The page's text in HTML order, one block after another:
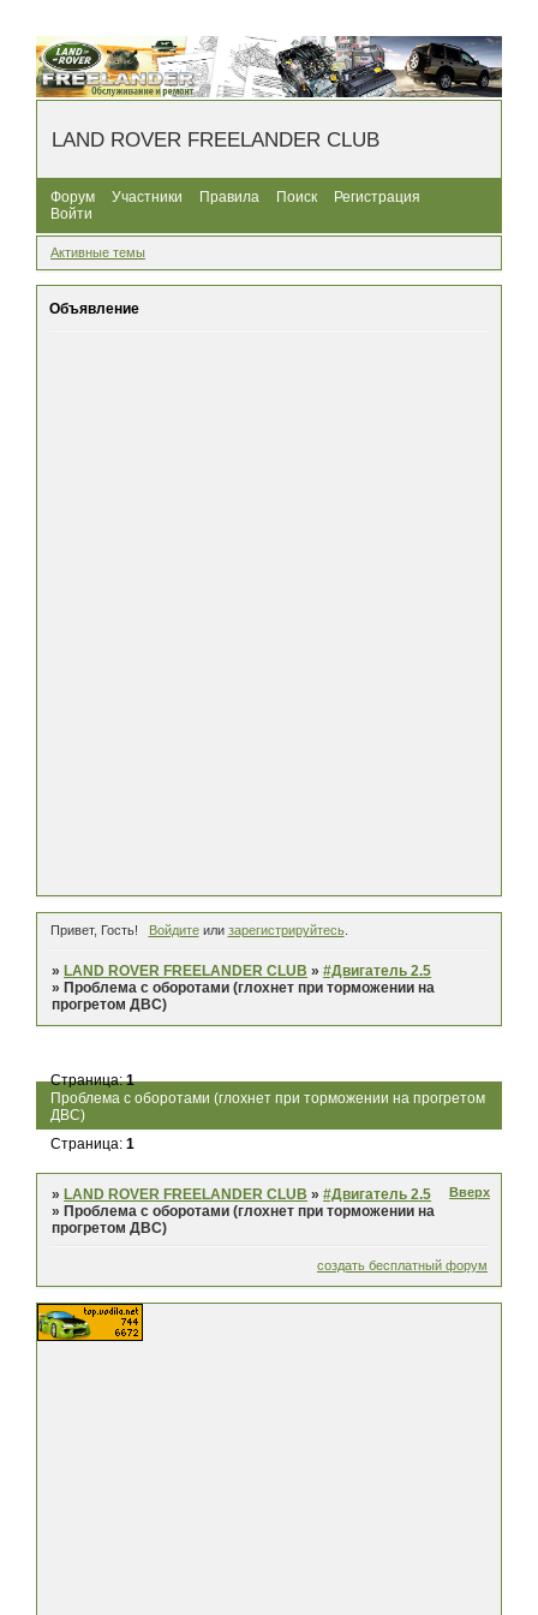
LAND ROVER FREELANDER CLUB
Форум Участники Правила Поиск
Регистрация
Войти
Активные темы
Объявление
Привет, Гость! Войдитеили зарегистрируйтесь.
» LAND ROVER FREELANDER CLUB »#Двигатель 2.5
» Проблема с оборотами (глохнет при торможении на
прогретом ДВС)
Проблема с оборотами (глохнет при торможении на прогретом
ДВС)
Страница:1
Страница:1
»LAND ROVER FREELANDER CLUB »#Двигатель 2.5
»Проблема с оборотами (глохнет при торможении на
прогретом ДВС)
Вверх
создать бесплатный форум